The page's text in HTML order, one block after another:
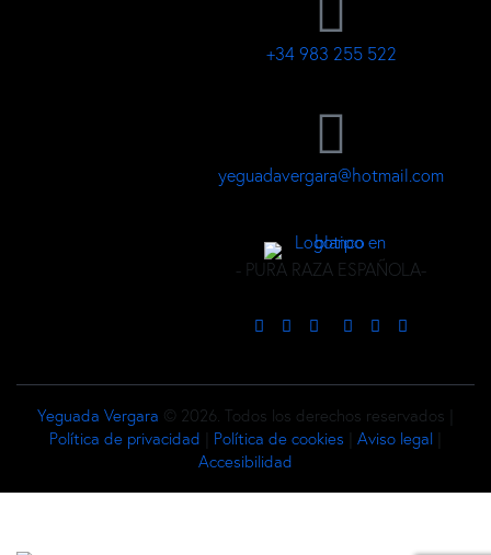
+34 983 255 522
yeguadavergara@hotmail.com
- PURA RAZA ESPAÑOLA-
Yeguada Vergara © 2026. Todos los derechos reservados |
Política de privacidad
Política de cookies Aviso legal
Accesibilidad